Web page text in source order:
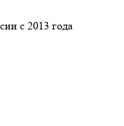
с 2013 года